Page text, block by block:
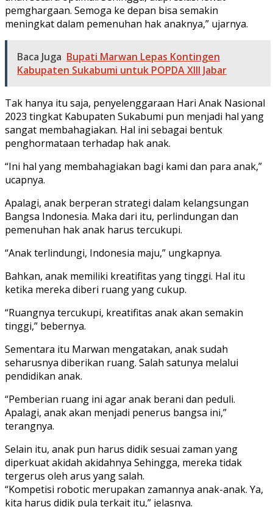
pemghargaan. Semoga ke depan bisa semakin
meningkat dalam pemenuhan hak anaknya,” ujarnya.
Baca Juga Bupati Marwan Lepas Kontingen
Kabupaten Sukabumi untuk POPDA XIII Jabar
Tak hanya itu saja, penyelenggaraan Hari Anak Nasional
2023 tingkat Kabupaten Sukabumi pun menjadi hal yang
sangat membahagiakan. Hal ini sebagai bentuk
penghormataan terhadap hak anak.
“Ini hal yang membahagiakan bagi kami dan para anak,”
ucapnya.
Apalagi, anak berperan strategi dalam kelangsungan
Bangsa Indonesia. Maka dari itu, perlindungan dan
pemenuhan hak anak harus tercukupi.
“Anak terlindungi, Indonesia maju,” ungkapnya.
Bahkan, anak memiliki kreatifitas yang tinggi. Hal itu
ketika mereka diberi ruang yang cukup.
“Ruangnya tercukupi, kreatifitas anak akan semakin
tinggi,” bebernya.
Sementara itu Marwan mengatakan, anak sudah
seharusnya diberikan ruang. Salah satunya melalui
pendidikan anak.
“Pemberian ruang ini agar anak berani dan peduli.
Apalagi, anak akan menjadi penerus bangsa ini,”
terangnya.
Selain itu, anak pun harus didik sesuai zaman yang
diperkuat akidah akidahnya Sehingga, mereka tidak
tergerus oleh arus yang salah.
“Kompetisi robotic merupakan zamannya anak-anak. Ya,
kita harus didik pula terkait itu,” jelasnya.